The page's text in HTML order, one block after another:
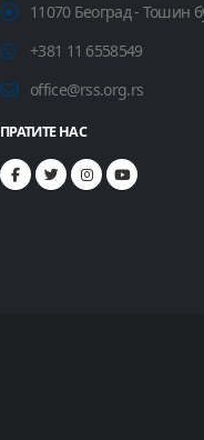
11070 Београд - Тошин
+381 11 6558549
office@rss.org.rs
ПРАТИТЕ НАС